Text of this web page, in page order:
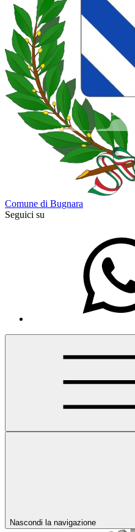
Comune di Bugnara
Seguici su
Nascondi la navigazione